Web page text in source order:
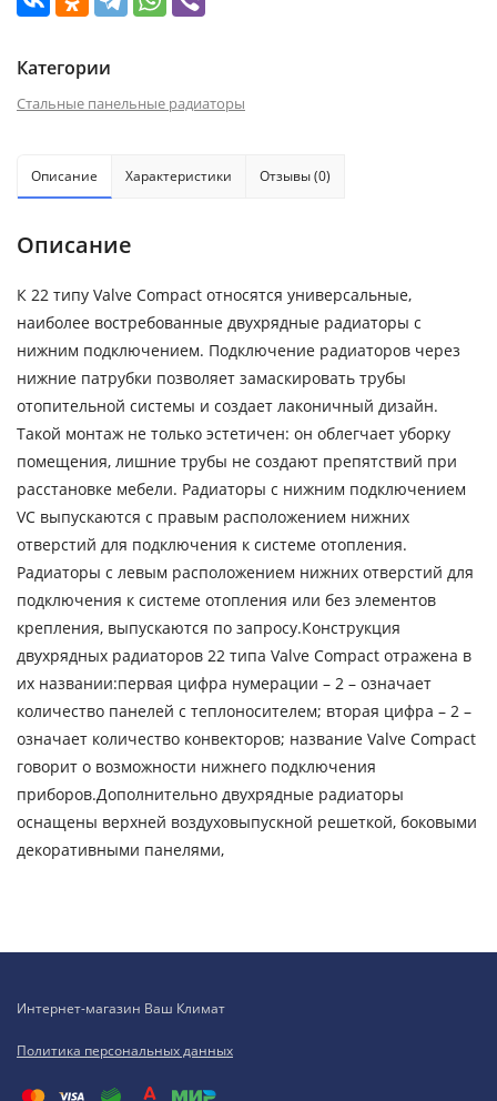
Категории
Стальные панельные радиаторы
Описание Характеристики Отзывы (0)
Описание
К 22 типу Valve Compact относятся универсальные,
наиболее востребованные двухрядные радиаторы с
нижним подключением. Подключение радиаторов через
нижние патрубки позволяет замаскировать трубы
отопительной системы и создает лаконичный дизайн.
Такой монтаж не только эстетичен: он облегчает уборку
помещения, лишние трубы не создают препятствий при
расстановке мебели. Радиаторы с нижним подключением
VC выпускаются с правым расположением нижних
отверстий для подключения к системе отопления.
Радиаторы с левым расположением нижних отверстий для
подключения к системе отопления или без элементов
крепления, выпускаются по запросу.Конструкция
двухрядных радиаторов 22 типа Valve Compact отражена в
их названии:первая цифра нумерации – 2 – означает
количество панелей с теплоносителем; вторая цифра – 2 –
означает количество конвекторов; название Valve Compact
говорит о возможности нижнего подключения
приборов.Дополнительно двухрядные радиаторы
оснащены верхней воздуховыпускной решеткой, боковыми
декоративными панелями,
Интернет-магазин Ваш Климат
Политика персональных данных